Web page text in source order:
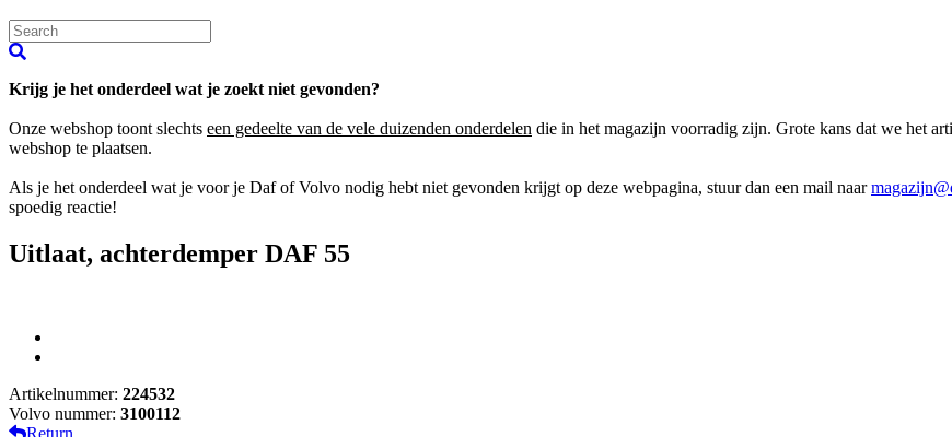
Krijg je het onderdeel wat je zoekt niet gevonden?
Onze webshop toont slechts een gedeelte van de vele duizenden onderdelen die in het magazijn voorradig zijn. Grote kans dat we het
webshop te plaatsen.
Als je het onderdeel wat je voor je Daf of Volvo nodig hebt niet gevonden krijgt op deze webpagina, stuur dan een mail naar
spoedig reactie!
Uitlaat, achterdemper DAF 55
Artikelnummer: 224532
Volvo nummer: 3100112